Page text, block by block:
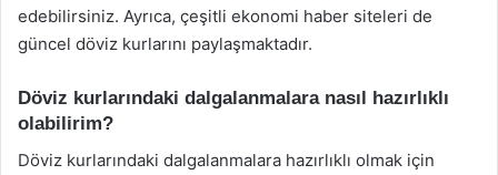
edebilirsiniz. Ayrıca, çeşitli ekonomi haber siteleri de
güncel döviz kurlarını paylaşmaktadır.
Döviz kurlarındaki dalgalanmalara nasıl hazırlıklı
olabilirim?
Döviz kurlarındaki dalgalanmalara hazırlıklı olmak için